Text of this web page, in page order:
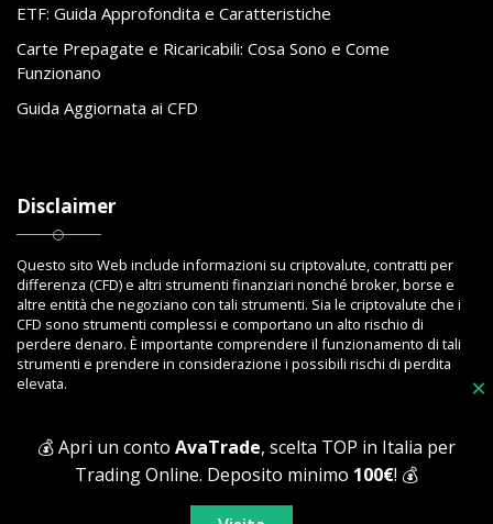
×
💰 Apri un conto AvaTrade, scelta TOP in Italia per
Trading Online. Deposito minimo 100€! 💰
ETF: Guida Approfondita e Caratteristiche
Carte Prepagate e Ricaricabili: Cosa Sono e Come
Funzionano
Guida Aggiornata ai CFD
Disclaimer
Questo sito Web include informazioni su criptovalute, contratti per
differenza (CFD) e altri strumenti finanziari nonché broker, borse e
altre entità che negoziano con tali strumenti. Sia le criptovalute che i
CFD sono strumenti complessi e comportano un alto rischio di
perdere denaro. È importante comprendere il funzionamento di tali
strumenti e prendere in considerazione i possibili rischi di perdita
elevata.
Copyright © 2023 Toptrading.org - Edito da ViboBet - Sede legale: Via
Ipponium 8 - 89853 San Gregorio D'Ippona (VV) - P.IVA 03393810795 -